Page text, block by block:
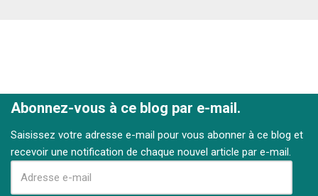
Abonnez-vous à ce blog par e-mail.
Saisissez votre adresse e-mail pour vous abonner à ce blog et
recevoir une notification de chaque nouvel article par e-mail.